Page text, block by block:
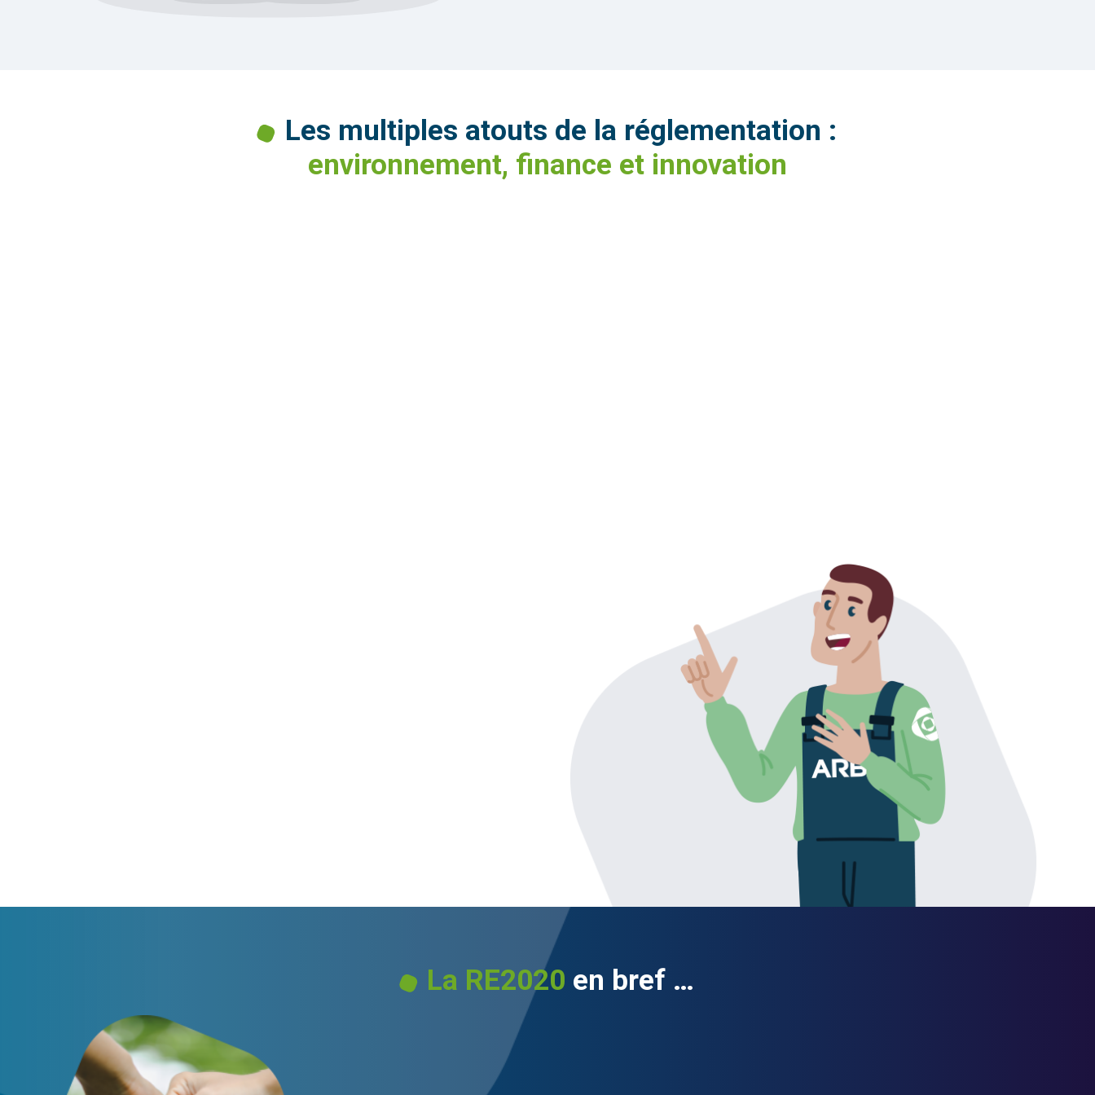
Les multiples atouts de la réglementation :
environnement, finance et innovation
La RE2020 en bref …